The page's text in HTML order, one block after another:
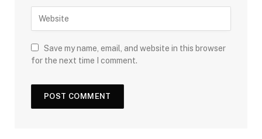
Save my name, email, and website in this browser
for the next time I comment.